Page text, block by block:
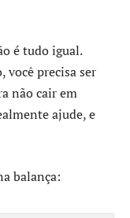
é tudo igual.
precisa ser
não cair em
ajude, e
balança: